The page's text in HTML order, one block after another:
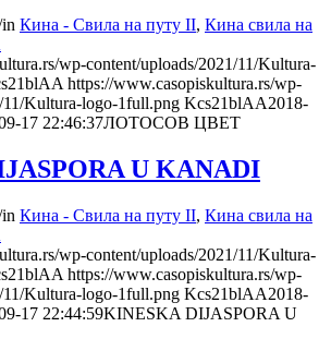
in Кина - Свила на путу II, Кина свила на
wp-content/uploads/2021/11/Kultura-
https://www.casopiskultura.rs/wp-
11/Kultura-logo-1full.png Kcs21blAA2018-
17 22:46:37ЛОТОСОВ ЦВЕТ
U KANADI
in Кина - Свила на путу II, Кина свила на
wp-content/uploads/2021/11/Kultura-
https://www.casopiskultura.rs/wp-
11/Kultura-logo-1full.png Kcs21blAA2018-
17 22:44:59KINESKA DIJASPORA U